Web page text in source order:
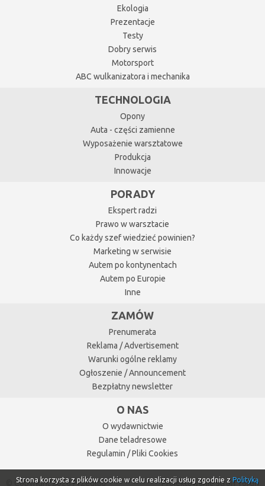
Ekologia
Prezentacje
Testy
Dobry serwis
Motorsport
ABC wulkanizatora i mechanika
TECHNOLOGIA
Opony
Auta - części zamienne
Wyposażenie warsztatowe
Produkcja
Innowacje
PORADY
Ekspert radzi
Prawo w warsztacie
Co każdy szef wiedzieć powinien?
Marketing w serwisie
Autem po kontynentach
Autem po Europie
Inne
ZAMÓW
Prenumerata
Reklama / Advertisement
Warunki ogólne reklamy
Ogłoszenie / Announcement
Bezpłatny newsletter
O NAS
O wydawnictwie
Dane teladresowe
Regulamin / Pliki Cookies
© Copyright 2026 Przegląd Projektowanie stron Toruń
Strona korzysta z plików cookie w celu realizacji usług zgodnie z Polityką